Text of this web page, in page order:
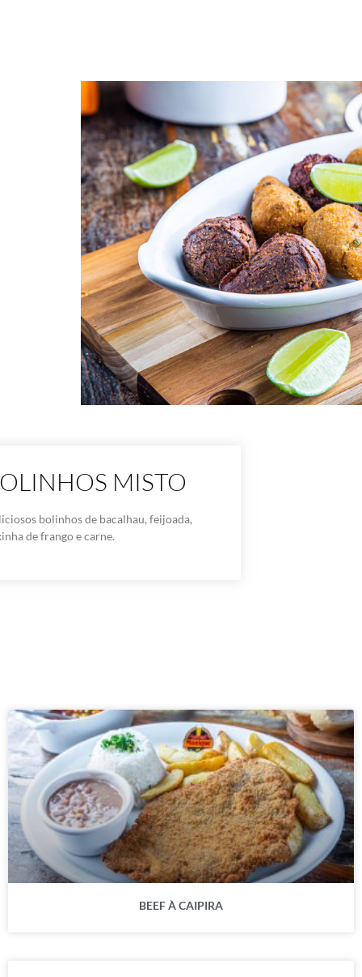
MISTO
bolinhos de bacalhau, feijoada,
de frango e carne.
BEEF À CAIPIRA